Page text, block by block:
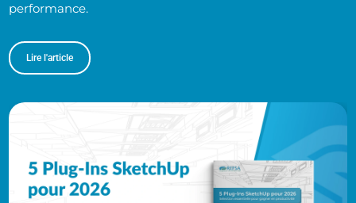
performance.
Lire l'article